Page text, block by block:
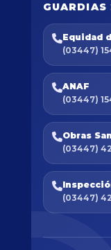
GUARDIAS
Equidad
(03447)
ANAF
(03447)
Obras
(03447)
(03447)